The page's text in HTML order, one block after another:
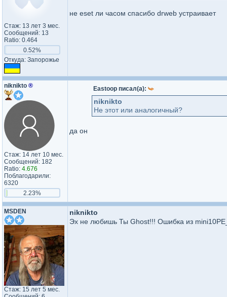
Стаж: 13 лет 3 мес.
Сообщений: 13
Ratio: 0.464
0.52%
Откуда: Запорожье
не eset ли часом спасибо drweb устраивает
niknikto ®
Стаж: 14 лет 10 мес.
Сообщений: 182
Ratio: 4.676
Поблагодарили:
6320
2.23%
Eastoop писал(а):
niknikto
Не этот или аналогичный?
да он
MSDEN
Стаж: 15 лет 5 мес.
niknikto
Эх не любишь Ты Ghost!!! Ошибка из